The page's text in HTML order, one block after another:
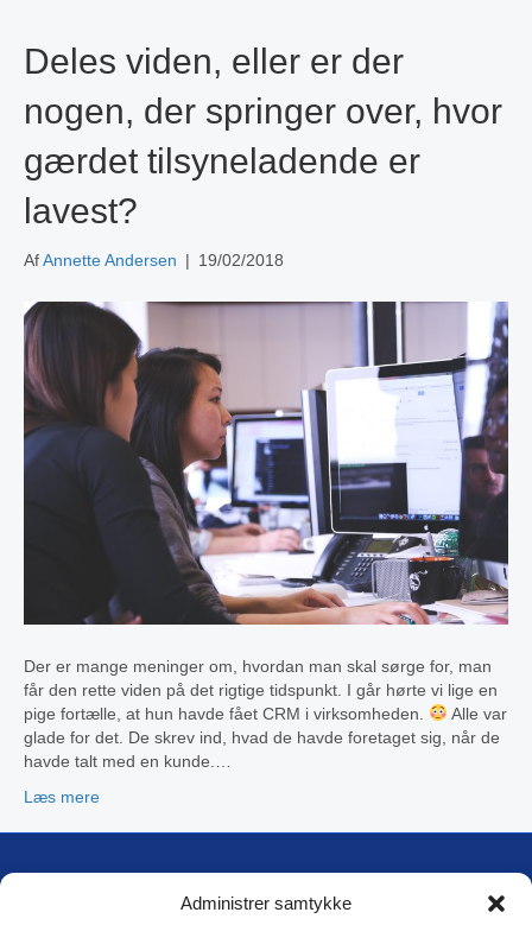
Administrer samtykke
Deles viden, eller er der
nogen, der springer over, hvor
gærdet tilsyneladende er
lavest?
AfAnnette Andersen | 19/02/2018
Der er mange meninger om, hvordan man skal sørge for, man
får den rette viden på det rigtige tidspunkt. I går hørte vi lige en
pige fortælle, at hun havde fået CRM i virksomheden.
Alle var
glade for det. De skrev ind, hvad de havde foretaget sig, når de
havde talt med en kunde.…
Læs mere